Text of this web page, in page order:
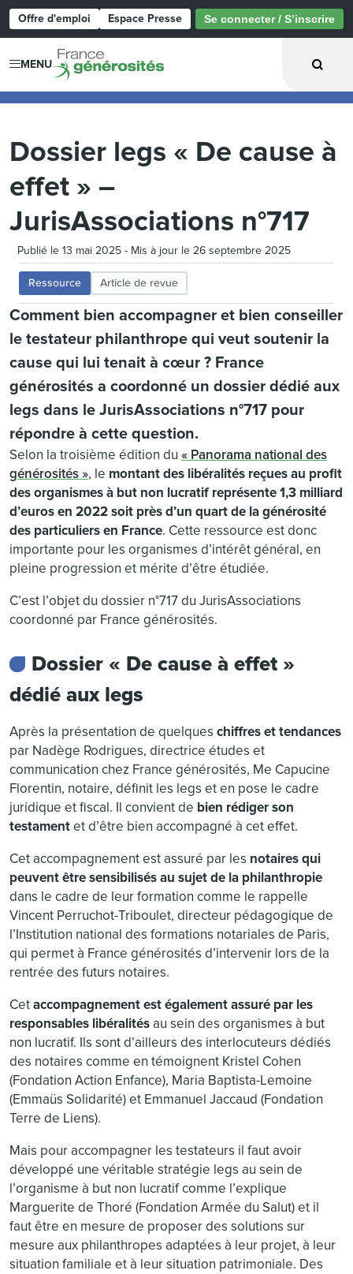
Offre d'emploi Espace Presse Se connecter / S’inscrire
MENU
Dossier legs « De cause à
effet » –
JurisAssociations n°717
Publié le 13 mai 2025 - Mis à jour le 26 septembre 2025
Ressource Article de revue
Comment bien accompagner et bien conseiller
le testateur philanthrope qui veut soutenir la
cause qui lui tenait à cœur ? France
générosités a coordonné un dossier dédié aux
legs dans le JurisAssociations n°717 pour
répondre à cette question.
Selon la troisième édition du « Panorama national des
générosités », le montant des libéralités reçues au profit
des organismes à but non lucratif représente 1,3 milliard
d’euros en 2022 soit près d’un quart de la générosité
des particuliers en France. Cette ressource est donc
importante pour les organismes d’intérêt général, en
pleine progression et mérite d’être étudiée.
C’est l’objet du dossier n°717 du JurisAssociations
coordonné par France générosités.
Dossier « De cause à effet »
dédié aux legs
Après la présentation de quelques chiffres et tendances
par Nadège Rodrigues, directrice études et
communication chez France générosités, Me Capucine
Florentin, notaire, définit les legs et en pose le cadre
juridique et fiscal. Il convient de bien rédiger son
testamentet d’être bien accompagné à cet effet.
Cet accompagnement est assuré par les notaires qui
peuvent être sensibilisés au sujet de la philanthropie
dans le cadre de leur formation comme le rappelle
Vincent Perruchot-Triboulet, directeur pédagogique de
l’Institution national des formations notariales de Paris,
qui permet à France générosités d’intervenir lors de la
rentrée des futurs notaires.
Cetaccompagnement est également assuré par les
responsables libéralités au sein des organismes à but
non lucratif. Ils sont d’ailleurs des interlocuteurs dédiés
des notaires comme en témoignent Kristel Cohen
(Fondation Action Enfance), Maria Baptista-Lemoine
(Emmaüs Solidarité) et Emmanuel Jaccaud (Fondation
Terre de Liens).
Mais pour accompagner les testateurs il faut avoir
développé une véritable stratégie legs au sein de
l’organisme à but non lucratif comme l’explique
Marguerite de Thoré (Fondation Armée du Salut) et il
faut être en mesure de proposer des solutions sur
mesure aux philanthropes adaptées à leur projet, à leur
situation familiale et à leur situation patrimoniale. Des